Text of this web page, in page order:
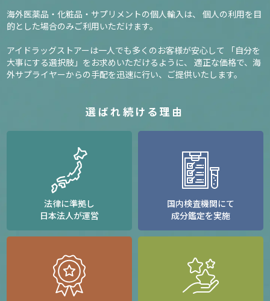
海外医薬品・化粧品・サプリメントの個人輸入は、
個人の利用を目
的とした場合のみご利用いただけます。
アイドラッグストアーは一人でも多くのお客様が安心して
「自分を
大事にする選択肢」をお求めいただけるように、
適正な価格で、海
外サプライヤーからの手配を迅速に行い、ご提供いたします。
選ばれ続ける理由
法律に準拠し
日本法人が運営
国内検査機関にて
成分鑑定を実施